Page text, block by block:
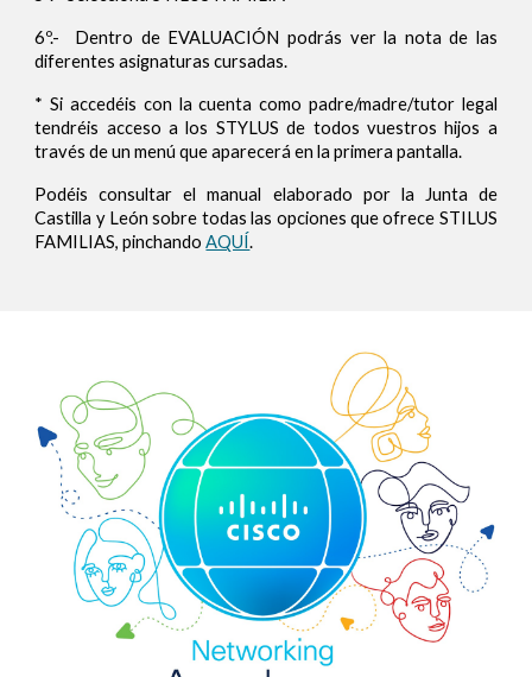
6º.- Dentro de EVALUACIÓN podrás ver la nota de las
diferentes asignaturas cursadas.
*Si accedéis con la cuenta como padre/madre/tutor legal
tendréis acceso a los STYLUS de todos vuestros hijos a
través de un menú que aparecerá en la primera pantalla.
Podéis consultar el manual elaborado por la Junta de
Castilla y León sobre todas las opciones que ofrece STILUS
FAMILIAS, pinchandoAQUÍ.